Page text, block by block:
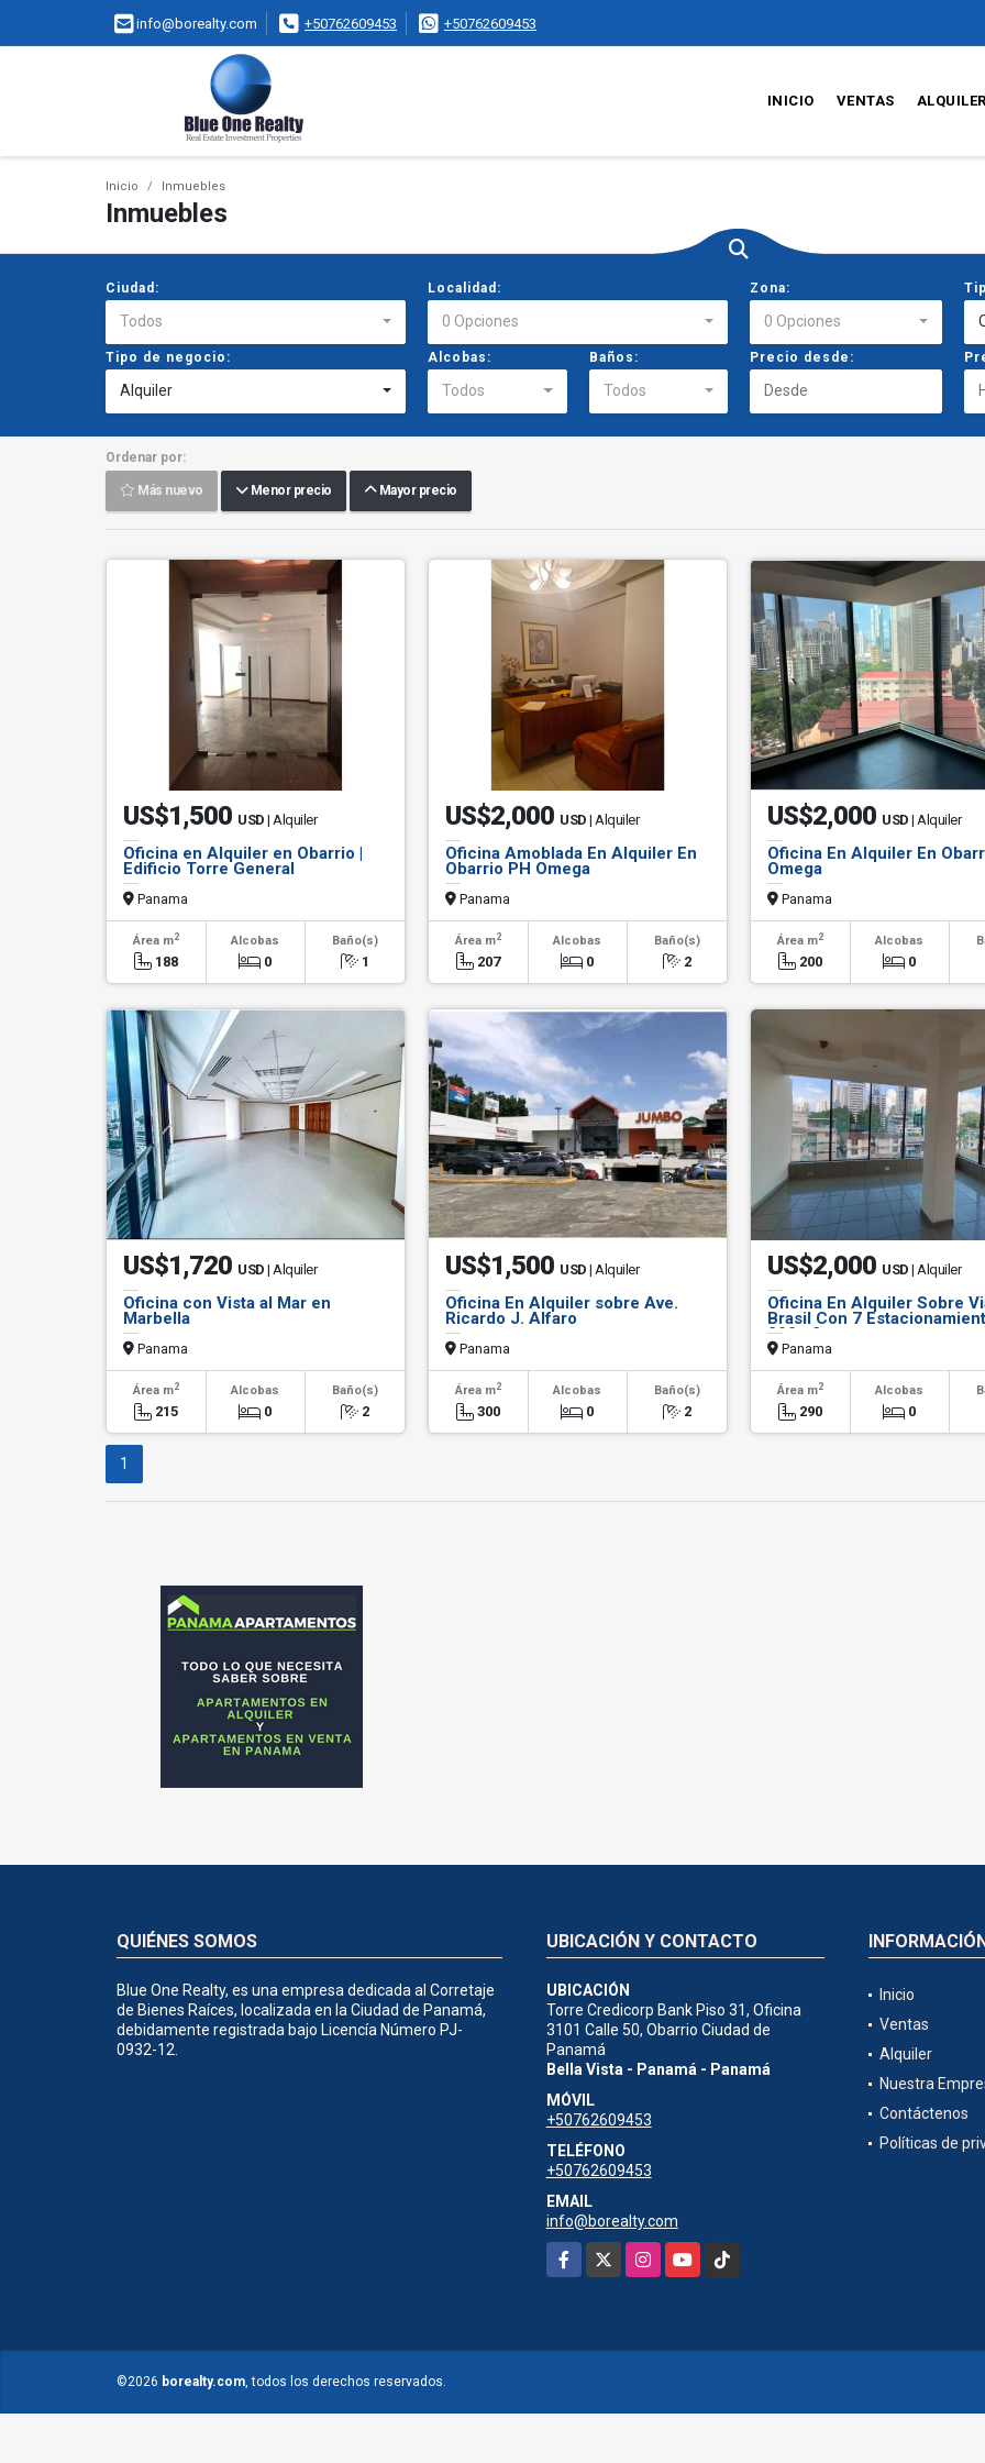
info@borealty.com +50762609453 +50762609453
INICIO VENTAS
Inicio Inmuebles
Inmuebles
Ciudad:
Todos
Localidad:
0 Opciones
Zona:
0 Opciones
Tipo de negocio:
Alquiler
Alcobas:
Todos
Baños:
Todos
Precio desde:
Ordenar por:
Más nuevo Menor precio Mayor precio
US$1,500 USD | Alquiler
Oficina en Alquiler en Obarrio |
Edificio Torre General
Panama
Área m2
188
Alcobas
0
Baño(s)
1
US$2,000 USD | Alquiler
Oficina Amoblada En Alquiler En
Obarrio PH Omega
Panama
Área m2
207
Alcobas
0
Baño(s)
2
US$2,000 USD | Alquiler
Oficina En Alquiler En
Omega
Panama
Área m2
200
Alcobas
0
US$1,720 USD | Alquiler
Oficina con Vista al Mar en
Marbella
Panama
Área m2
215
Alcobas
0
Baño(s)
2
US$1,500 USD | Alquiler
Oficina En Alquiler sobre Ave.
Ricardo J. Alfaro
Panama
Área m2
300
Alcobas
0
Baño(s)
2
US$2,000 USD | Alquiler
Oficina En Alquiler Sobre
Brasil Con 7
290m2
Panama
Área m2
290
Alcobas
0
1
QUIÉNES SOMOS
Blue One Realty, es una empresa dedicada al Corretaje
de Bienes Raíces, localizada en la Ciudad de Panamá,
debidamente registrada bajo Licencía Número PJ-
0932-12.
UBICACIÓN Y CONTACTO
UBICACIÓN
Torre Credicorp Bank Piso 31, Oficina
3101 Calle 50, Obarrio Ciudad de
Panamá
Bella Vista - Panamá - Panamá
MÓVIL
+50762609453
TELÉFONO
+50762609453
EMAIL
info@borealty.com
Facebook
InstagramYouTubeTikTok
Inicio
Ventas
Alquiler
Nuestra
Contáctenos
Políticas de
©2026 borealty.com, todos los derechos reservados.